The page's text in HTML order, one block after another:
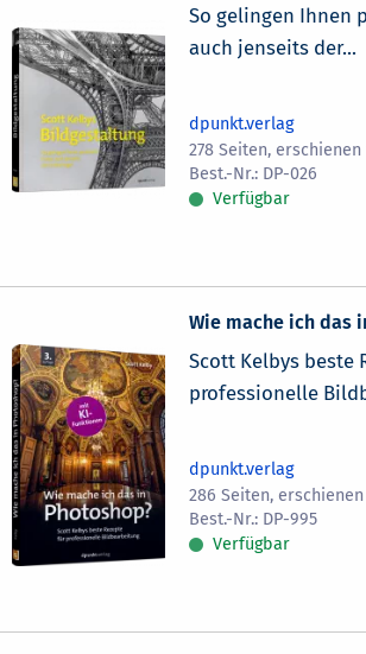
So gelingen Ihnen
auch jenseits der...
dpunkt.verlag
278 Seiten, erschienen
DP-026
Verfügbar
Wie mache ich das
Scott Kelbys beste
professionelle
dpunkt.verlag
286 Seiten,
DP-995
Verfügbar